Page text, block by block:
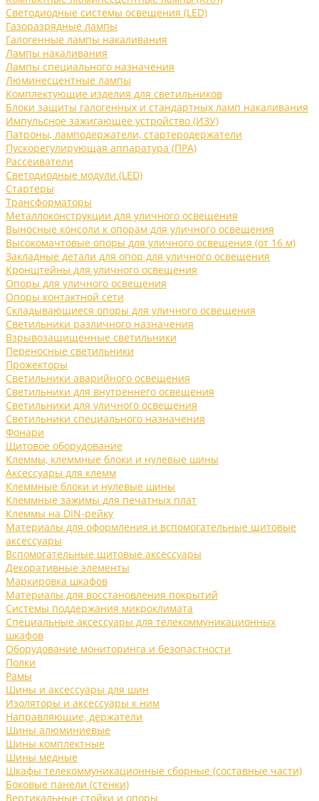
Светодиодные системы освещения (LED)
Газоразрядные лампы
Галогенные лампы накаливания
Лампы накаливания
Лампы специального назначения
Люминесцентные лампы
Комплектующие изделия для светильников
Блоки защиты галогенных и стандартных ламп накаливания
Импульсное зажигающее устройство (ИЗУ)
Патроны, ламподержатели, стартеродержатели
Пускорегулирующая аппаратура (ПРА)
Рассеиватели
Светодиодные модули (LED)
Стартеры
Трансформаторы
Металлоконструкции для уличного освещения
Выносные консоли к опорам для уличного освещения
Высокомачтовые опоры для уличного освещения (от 16 м)
Закладные детали для опор для уличного освещения
Кронштейны для уличного освещения
Опоры для уличного освещения
Опоры контактной сети
Складывающиеся опоры для уличного освещения
Светильники различного назначения
Взрывозащищенные светильники
Переносные светильники
Прожекторы
Светильники аварийного освещения
Светильники для внутреннего освещения
Светильники для уличного освещения
Светильники специального назначения
Фонари
Щитовое оборудование
Клеммы, клеммные блоки и нулевые шины
Аксессуары для клемм
Клеммные блоки и нулевые шины
Клеммные зажимы для печатных плат
Клеммы на DIN-рейку
Материалы для оформления и вспомогательные щитовые
аксессуары
Вспомогательные щитовые аксессуары
Декоративные элементы
Маркировка шкафов
Материалы для восстановления покрытий
Системы поддержания микроклимата
Специальные аксессуары для телекоммуникационных
шкафов
Оборудование мониторинга и безопастности
Полки
Рамы
Шины и аксессуары для шин
Изоляторы и аксессуары к ним
Направляющие, держатели
Шины алюминиевые
Шины комплектные
Шины медные
Шкафы телекоммуникационные сборные (составные части)
Боковые панели (стенки)
Вертикальные стойки и опоры